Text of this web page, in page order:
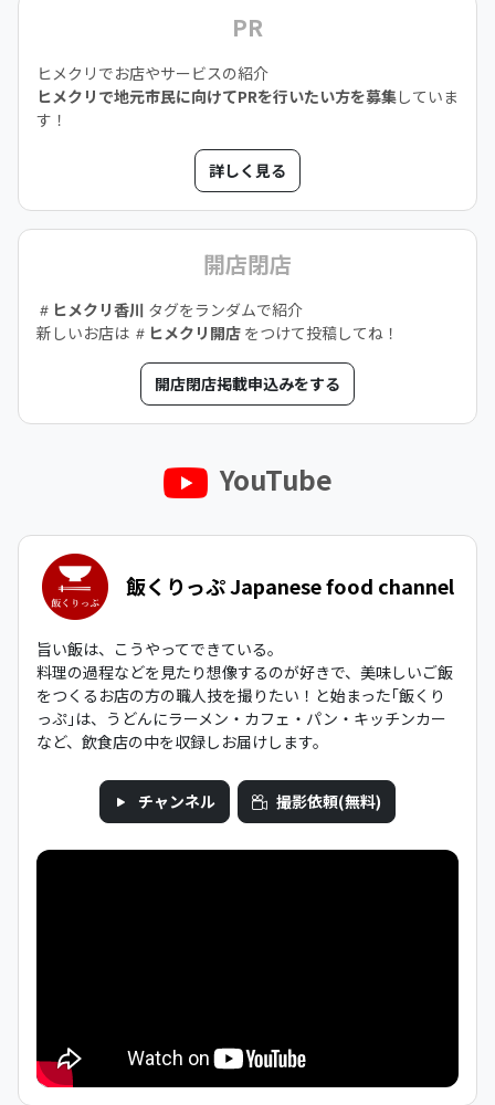
PR
ヒメクリでお店やサービスの紹介
ヒメクリで地元市民に向けてPRを行いたい方を募集していま
す！
詳しく見る
開店閉店
ヒメクリ香川 タグをランダムで紹介
新しいお店は
ヒメクリ開店 をつけて投稿してね！
開店閉店掲載申込みをする
YouTube
飯くりっぷ Japanese food channel
旨い飯は、こうやってできている。
料理の過程などを見たり想像するのが好きで、美味しいご飯
をつくるお店の方の職人技を撮りたい！と始まった｢飯くり
っぷ｣は、うどんにラーメン・カフェ・パン・キッチンカー
など、飲食店の中を収録しお届けします。
チャンネル 撮影依頼(無料)